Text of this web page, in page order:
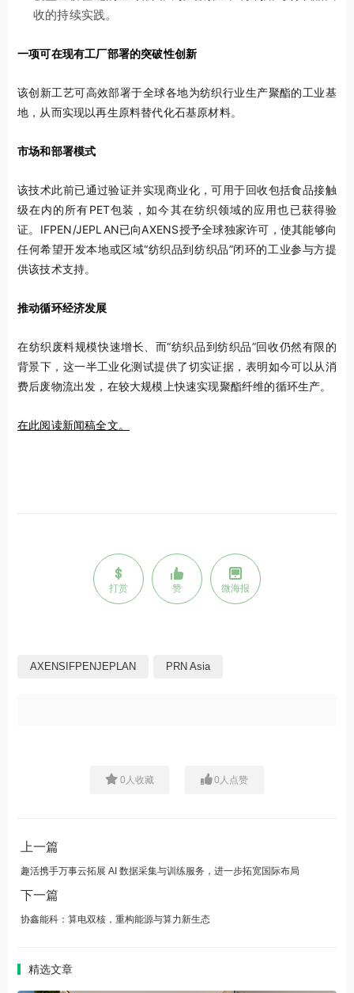
收的持续实践。
一项可在现有工厂部署的突破性创新
该创新工艺可高效部署于全球各地为纺织行业生产聚酯的工业基
地，从而实现以再生原料替代化石基原材料。
市场和部署模式
该技术此前已通过验证并实现商业化，可用于回收包括食品接触
级在内的所有PET包装，如今其在纺织领域的应用也已获得验
证。IFPEN/JEPLAN已向AXENS授予全球独家许可，使其能够向
任何希望开发本地或区域“纺织品到纺织品”闭环的工业参与方提
供该技术支持。
推动循环经济发展
在纺织废料规模快速增长、而“纺织品到纺织品”回收仍然有限的
背景下，这一半工业化测试提供了切实证据，表明如今可以从消
费后废物流出发，在较大规模上快速实现聚酯纤维的循环生产。
在此阅读新闻稿全文。
打赏 赞 微海报
AXENSIFPENJEPLAN PRN Asia
0 人收藏 0 人点赞
上一篇
趣活携手万事云拓展 AI 数据采集与训练服务，进一步拓宽国际布局
下一篇
协鑫能科：算电双核，重构能源与算力新生态
精选文章